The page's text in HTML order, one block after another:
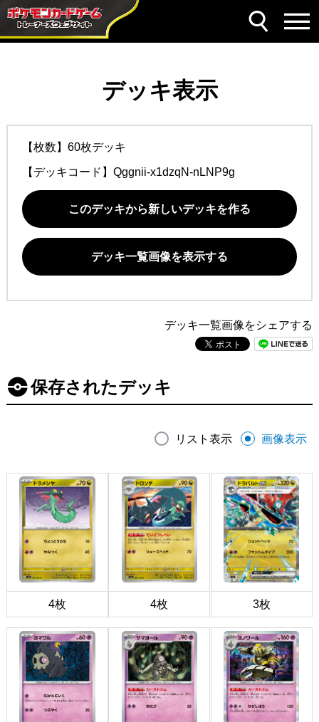
デッキ表示
【枚数】60枚デッキ
【デッキコード】 Qggnii-x1dzqN-nLNP9g
このデッキから新しいデッキを作る
デッキ一覧画像を表示する
デッキ一覧画像をシェアする
保存されたデッキ
リスト表示 画像表示
4枚 4枚 3枚